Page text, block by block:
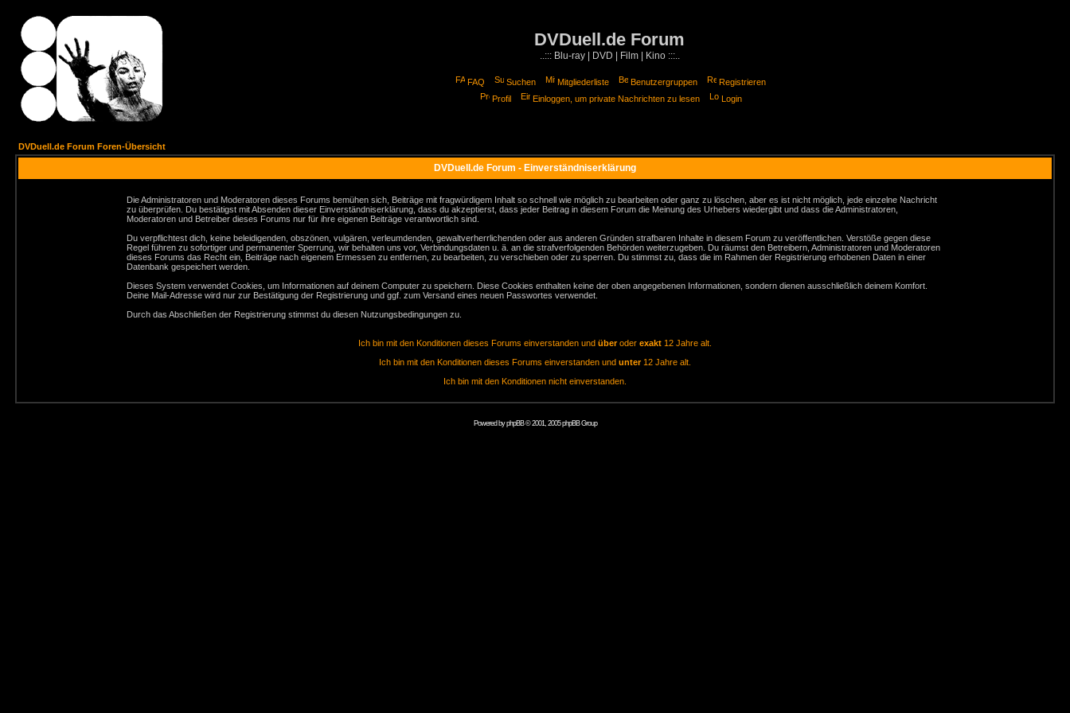
DVDuell.de Forum
..::: Blu-ray | DVD | Film | Kino :::..
FAQ Suchen Mitgliederliste Benutzergruppen
Registrieren
Profil
Einloggen, um private Nachrichten zu lesen Login
DVDuell.de Forum Foren-Übersicht
DVDuell.de Forum - Einverständniserklärung
Die Administratoren und Moderatoren dieses Forums bemühen sich, Beiträge mit fragwürdigem Inhalt so schnell wie möglich zu bearbeiten oder ganz zu löschen, aber es ist nicht möglich, jede einzelne Nachricht
zu überprüfen. Du bestätigst mit Absenden dieser Einverständniserklärung, dass du akzeptierst, dass jeder Beitrag in diesem Forum die Meinung des Urhebers wiedergibt und dass die Administratoren,
Moderatoren und Betreiber dieses Forums nur für ihre eigenen Beiträge verantwortlich sind.
Du verpflichtest dich, keine beleidigenden, obszönen, vulgären, verleumdenden, gewaltverherrlichenden oder aus anderen Gründen strafbaren Inhalte in diesem Forum zu veröffentlichen. Verstöße gegen diese
Regel führen zu sofortiger und permanenter Sperrung, wir behalten uns vor, Verbindungsdaten u. ä. an die strafverfolgenden Behörden weiterzugeben. Du räumst den Betreibern, Administratoren und Moderatoren
dieses Forums das Recht ein, Beiträge nach eigenem Ermessen zu entfernen, zu bearbeiten, zu verschieben oder zu sperren. Du stimmst zu, dass die im Rahmen der Registrierung erhobenen Daten in einer
Datenbank gespeichert werden.
Dieses System verwendet Cookies, um Informationen auf deinem Computer zu speichern. Diese Cookies enthalten keine der oben angegebenen Informationen, sondern dienen ausschließlich deinem Komfort.
Deine Mail-Adresse wird nur zur Bestätigung der Registrierung und ggf. zum Versand eines neuen Passwortes verwendet.
Durch das Abschließen der Registrierung stimmst du diesen Nutzungsbedingungen zu.
Ich bin mit den Konditionen dieses Forums einverstanden und überoder exakt 12 Jahre alt.
Ich bin mit den Konditionen dieses Forums einverstanden und unter12 Jahre alt.
Ich bin mit den Konditionen nicht einverstanden.
Powered byphpBB© 2001, 2005 phpBB Group